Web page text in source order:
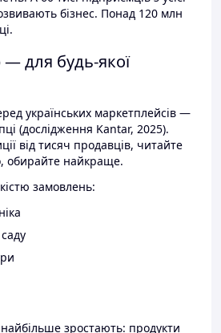
бізнес. Понад 120 млн
для будь-якої
українських маркетплейсів —
(дослідження Kantar, 2025).
від тисяч продавців, читайте
обирайте найкраще.
замовлень:
зростають: продукти